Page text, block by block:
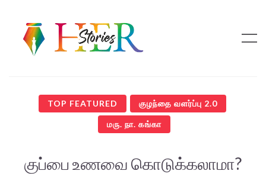
TOP FEATURED குழந்தை வளர்ப்பு 2.0
மரு. நா. கங்கா
குப்பை உணவை கொடுக்கலாமா?